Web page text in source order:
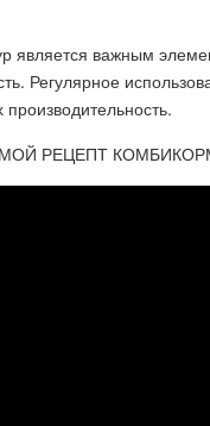
является важным
Регулярное
РЕЦЕПТ